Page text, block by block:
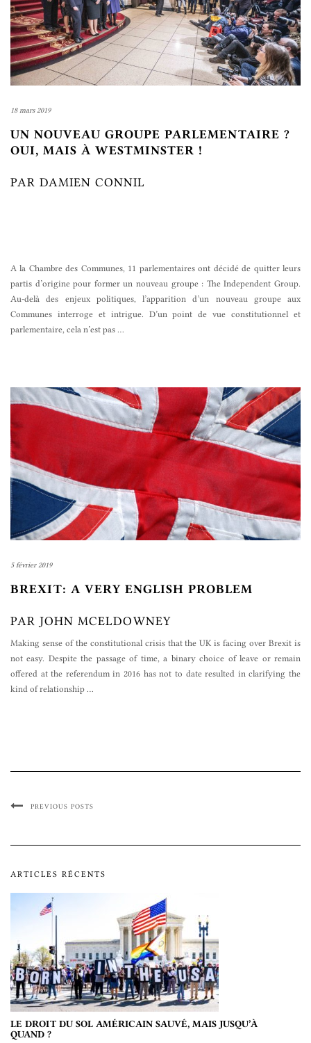
18 mars 2019
UN NOUVEAU GROUPE PARLEMENTAIRE ?
OUI, MAIS À WESTMINSTER !
PAR DAMIEN CONNIL
A la Chambre des Communes, 11 parlementaires ont décidé de quitter leurs
partis d’origine pour former un nouveau groupe : The Independent Group.
Au-delà des enjeux politiques, l’apparition d’un nouveau groupe aux
Communes interroge et intrigue. D’un point de vue constitutionnel et
parlementaire, cela n’est pas …
5 février 2019
BREXIT: A VERY ENGLISH PROBLEM
PAR JOHN MCELDOWNEY
Making sense of the constitutional crisis that the UK is facing over Brexit is
not easy. Despite the passage of time, a binary choice of leave or remain
offered at the referendum in 2016 has not to date resulted in clarifying the
kind of relationship …
PREVIOUS POSTS
ARTICLES RÉCENTS
LE DROIT DU SOL AMÉRICAIN SAUVÉ, MAIS JUSQU’À
QUAND ?